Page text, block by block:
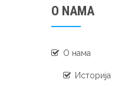
O NAMA
О нама
Историја